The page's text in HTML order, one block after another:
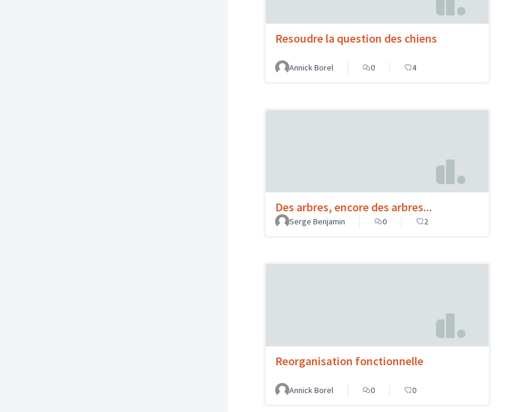
Resoudre la question des chiens
Annick Borel 0 4
Des arbres, encore des arbres...
Serge Benjamin 0 2
Reorganisation fonctionnelle
Annick Borel 0 0